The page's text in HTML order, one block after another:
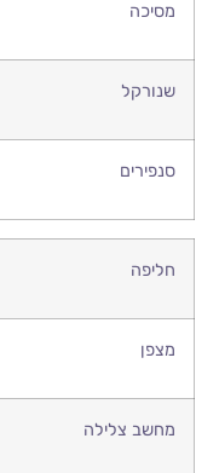
מסיכה
שנורקל
סנפירים
חליפה
מצפן
מחשב צלילה